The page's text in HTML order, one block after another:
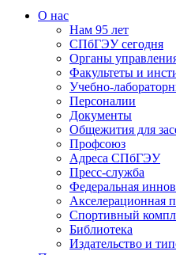
О нас
Нам 95 лет
СПбГЭУ сегодня
Органы
Факультеты и
Учебно-
Персоналии
Документы
Общежития для
Профсоюз
Адреса СПбГЭУ
Пресс-служба
Федеральная
Акселерационная
Спортивный
Библиотека
Издательство и